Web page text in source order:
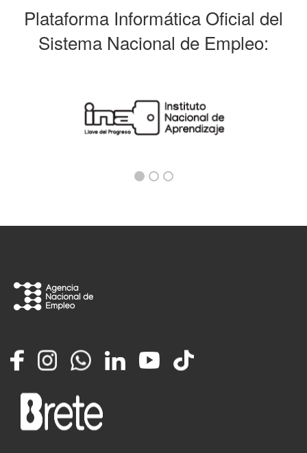
Plataforma Informática Oficial del
Sistema Nacional de Empleo:
FacebookInstagramWhatsappLinkedInYouTube
TikTok